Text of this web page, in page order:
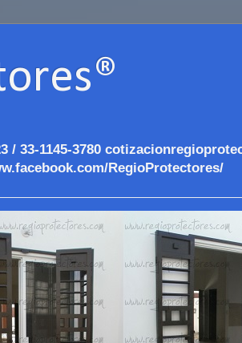
/ 33-1145-3780
RegioProtectores/